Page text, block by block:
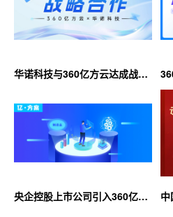
华诺科技与360亿方云达成战略
大
央企控股上市公司引入360亿方